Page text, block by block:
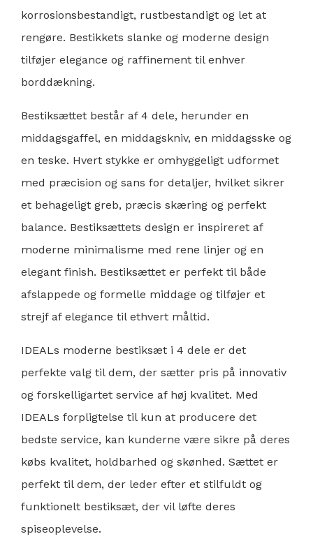
korrosionsbestandigt, rustbestandigt og let at
rengøre. Bestikkets slanke og moderne design
tilføjer elegance og raffinement til enhver
borddækning.
Bestiksættet består af 4 dele, herunder en
middagsgaffel, en middagskniv, en middagsske og
en teske. Hvert stykke er omhyggeligt udformet
med præcision og sans for detaljer, hvilket sikrer
et behageligt greb, præcis skæring og perfekt
balance. Bestiksættets design er inspireret af
moderne minimalisme med rene linjer og en
elegant finish. Bestiksættet er perfekt til både
afslappede og formelle middage og tilføjer et
strejf af elegance til ethvert måltid.
IDEALs moderne bestiksæt i 4 dele er det
perfekte valg til dem, der sætter pris på innovativ
og forskelligartet service af høj kvalitet. Med
IDEALs forpligtelse til kun at producere det
bedste service, kan kunderne være sikre på deres
købs kvalitet, holdbarhed og skønhed. Sættet er
perfekt til dem, der leder efter et stilfuldt og
funktionelt bestiksæt, der vil løfte deres
spiseoplevelse.